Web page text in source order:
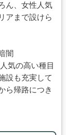
ん、女性人気
アまで設けら
闇
気の高い種目
設も充実して
ら帰路につき